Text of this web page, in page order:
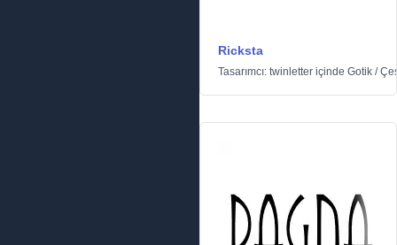
Ricksta
Tasarımcı: twinletter içinde Gotik /